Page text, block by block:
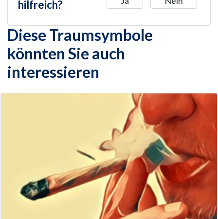
hilfreich?
Diese Traumsymbole
könnten Sie auch
interessieren